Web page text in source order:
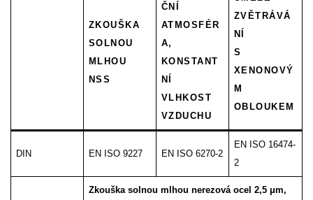
ZKOUŠKA
SOLNOU
MLHOU
NSS
ČNÍ
ATMOSFÉR
A,
KONSTANT
NÍ
VLHKOST
VZDUCHU
ZVĚTRÁVÁ
NÍ
S
XENONOVÝ
M
OBLOUKEM
DIN EN ISO 9227 EN ISO 6270-2
EN ISO 16474-
2
Zkouška solnou mlhou nerezová ocel 2,5 μm,